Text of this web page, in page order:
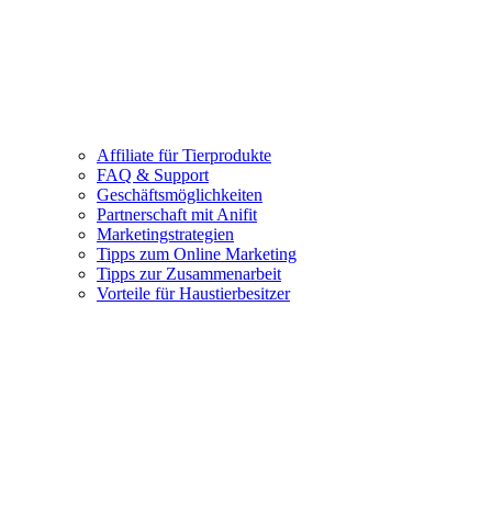
Affiliate für Tierprodukte
FAQ & Support
Geschäftsmöglichkeiten
Partnerschaft mit Anifit
Marketingstrategien
Tipps zum Online Marketing
Tipps zur Zusammenarbeit
Vorteile für Haustierbesitzer